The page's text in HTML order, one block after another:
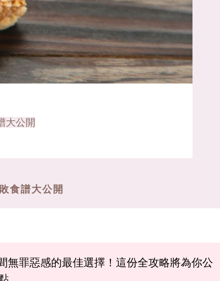
大公開
食譜大公開
無罪惡感的最佳選擇！這份全攻略將為你公